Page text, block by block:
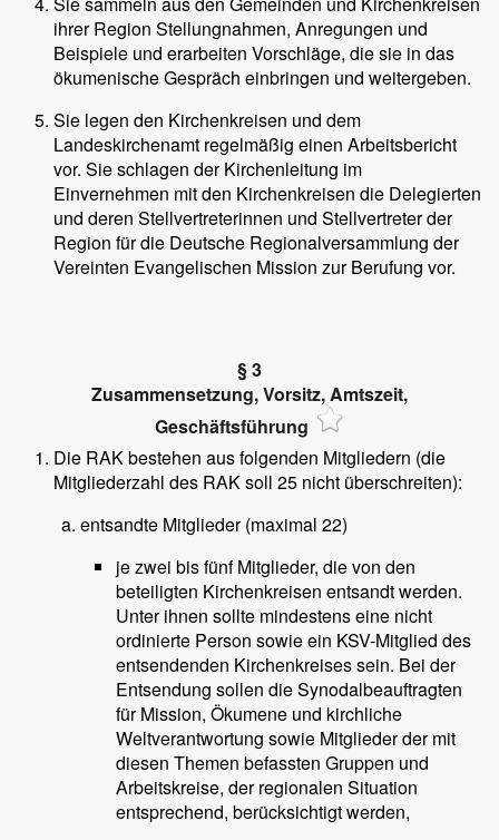
ihrer Region Stellungnahmen, Anregungen und
Beispiele und erarbeiten Vorschläge, die sie in das
ökumenische Gespräch einbringen und weitergeben.
Sie legen den Kirchenkreisen und dem
Landeskirchenamt regelmäßig einen Arbeitsbericht
vor. Sie schlagen der Kirchenleitung im
Einvernehmen mit den Kirchenkreisen die Delegierten
und deren Stellvertreterinnen und Stellvertreter der
Region für die Deutsche Regionalversammlung der
Vereinten Evangelischen Mission zur Berufung vor.
§ 3
Zusammensetzung, Vorsitz, Amtszeit,
Geschäftsführung
Die RAK bestehen aus folgenden Mitgliedern (die
Mitgliederzahl des RAK soll 25 nicht überschreiten):
entsandte Mitglieder (maximal 22)
je zwei bis fünf Mitglieder, die von den
beteiligten Kirchenkreisen entsandt werden.
Unter ihnen sollte mindestens eine nicht
ordinierte Person sowie ein KSV-Mitglied des
entsendenden Kirchenkreises sein. Bei der
Entsendung sollen die Synodalbeauftragten
für Mission, Ökumene und kirchliche
Weltverantwortung sowie Mitglieder der mit
diesen Themen befassten Gruppen und
Arbeitskreise, der regionalen Situation
entsprechend, berücksichtigt werden,